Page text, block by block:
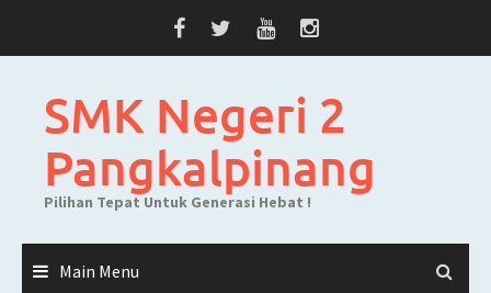
SMK Negeri 2
Pangkalpinang
Pilihan Tepat Untuk Generasi Hebat !
Main Menu